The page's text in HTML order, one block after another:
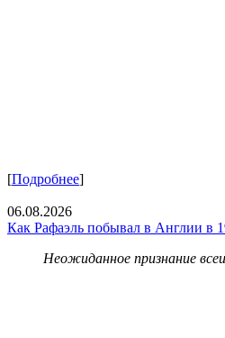
[Подробнее]
06.08.2026
Как Рафаэль побывал в Англии в
Неожиданное признание